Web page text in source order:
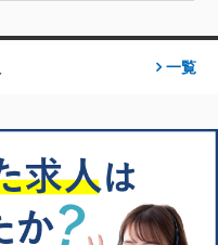
一覧